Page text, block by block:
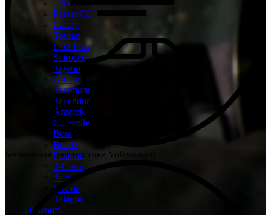
Jetta
Passat CC
Caddy
Touran
Golf Plus
Scirocco
Tayron
Arteon
Teramont
Tavendor
Amarok
Caravelle
Bora
Beetle
Phaeton
T-Cross
Taos
Lavida
Talagon
Ремонт
Бесплатная диагностика Volkswagen